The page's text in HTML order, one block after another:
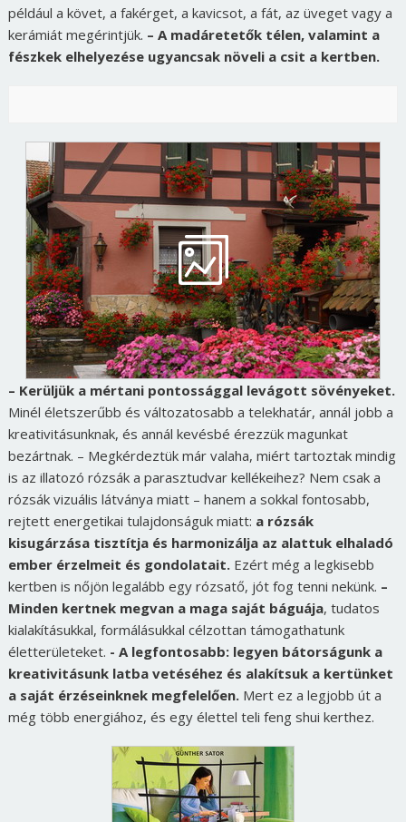
például a követ, a fakérget, a kavicsot, a fát, az üveget vagy a
kerámiát megérintjük. – A madáretetők télen, valamint a
fészkek elhelyezése ugyancsak növeli a csit a kertben.
– Kerüljük a mértani pontossággal levágott sövényeket.
Minél életszerűbb és változatosabb a telekhatár, annál jobb a
kreativitásunknak, és annál kevésbé érezzük magunkat
bezártnak. – Megkérdeztük már valaha, miért tartoztak mindig
is az illatozó rózsák a parasztudvar kellékeihez? Nem csak a
rózsák vizuális látványa miatt – hanem a sokkal fontosabb,
rejtett energetikai tulajdonságuk miatt: a rózsák
kisugárzása tisztítja és harmonizálja az alattuk elhaladó
ember érzelmeit és gondolatait.Ezért még a legkisebb
kertben is nőjön legalább egy rózsatő, jót fog tenni nekünk. –
Minden kertnek megvan a maga saját báguája, tudatos
kialakításukkal, formálásukkal célzottan támogathatunk
életterületeket. - A legfontosabb: legyen bátorságunk a
kreativitásunk latba vetéséhez és alakítsuk a kertünket
a saját érzéseinknek megfelelően.Mert ez a legjobb út a
még több energiához, és egy élettel teli feng shui kerthez.